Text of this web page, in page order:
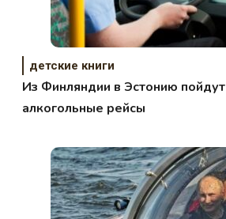
детские книги
Из Финляндии в Эстонию пойдут
алкогольные рейсы